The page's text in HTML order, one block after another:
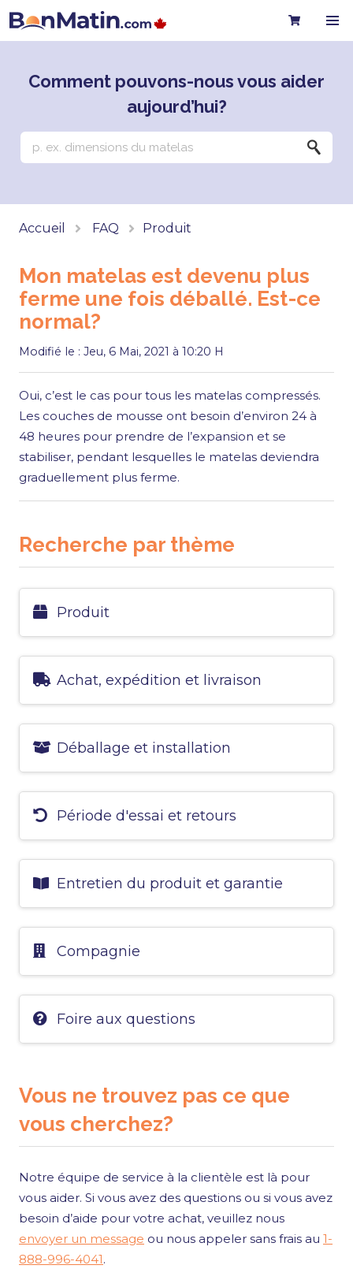
Comment pouvons-nous vous aider
aujourd’hui?
Accueil FAQ Produit
Mon matelas est devenu plus
ferme une fois déballé. Est-ce
normal?
Modifié le : Jeu, 6 Mai, 2021 à 10:20 H
Oui, c’est le cas pour tous les matelas compressés.
Les couches de mousse ont besoin d’environ 24 à
48 heures pour prendre de l’expansion et se
stabiliser, pendant lesquelles le matelas deviendra
graduellement plus ferme.
Recherche par thème
Produit
Achat, expédition et livraison
Déballage et installation
Période d'essai et retours
Entretien du produit et garantie
Compagnie
Foire aux questions
Vous ne trouvez pas ce que
vous cherchez?
Notre équipe de service à la clientèle est là pour
vous aider. Si vous avez des questions ou si vous avez
besoin d’aide pour votre achat, veuillez nous
envoyer un message ou nous appeler sans frais au 1-
888-996-4041.